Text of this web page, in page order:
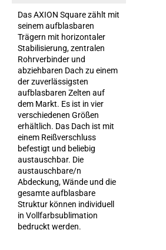
Das AXION Square zählt mit
seinem aufblasbaren
Trägern mit horizontaler
Stabilisierung, zentralen
Rohrverbinder und
abziehbaren Dach zu einem
der zuverlässigsten
aufblasbaren Zelten auf
dem Markt. Es ist in vier
verschiedenen Größen
erhältlich. Das Dach ist mit
einem Reißverschluss
befestigt und beliebig
austauschbar. Die
austauschbare/n
Abdeckung, Wände und die
gesamte aufblasbare
Struktur können individuell
in Vollfarbsublimation
bedruckt werden.